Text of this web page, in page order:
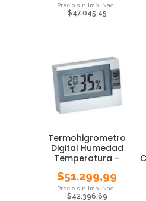
$47.045,45
Termohigrometro
Digital Humedad
Temperatura –
Higrometro Tfa
$51.299,99
$42.396,69